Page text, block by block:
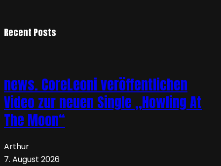
Recent Posts
news. CoreLeoni veröffentlichen
Video zur neuen Single „Howling At
The Moon“
Arthur
7. August 2026